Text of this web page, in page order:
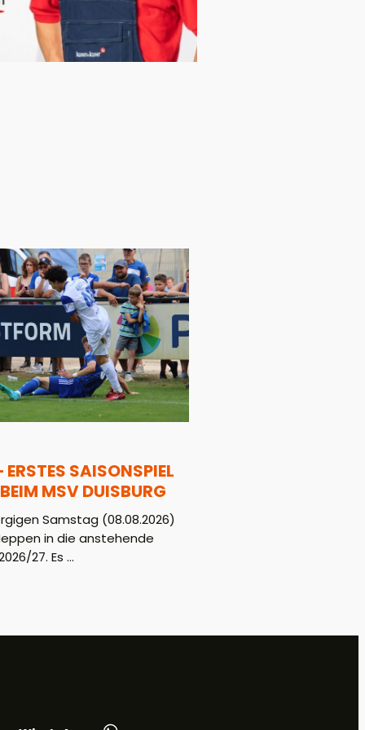
ERSTES SAISONSPIEL
MSV DUISBURG
Samstag (08.08.2026)
in die anstehende
27. Es ...